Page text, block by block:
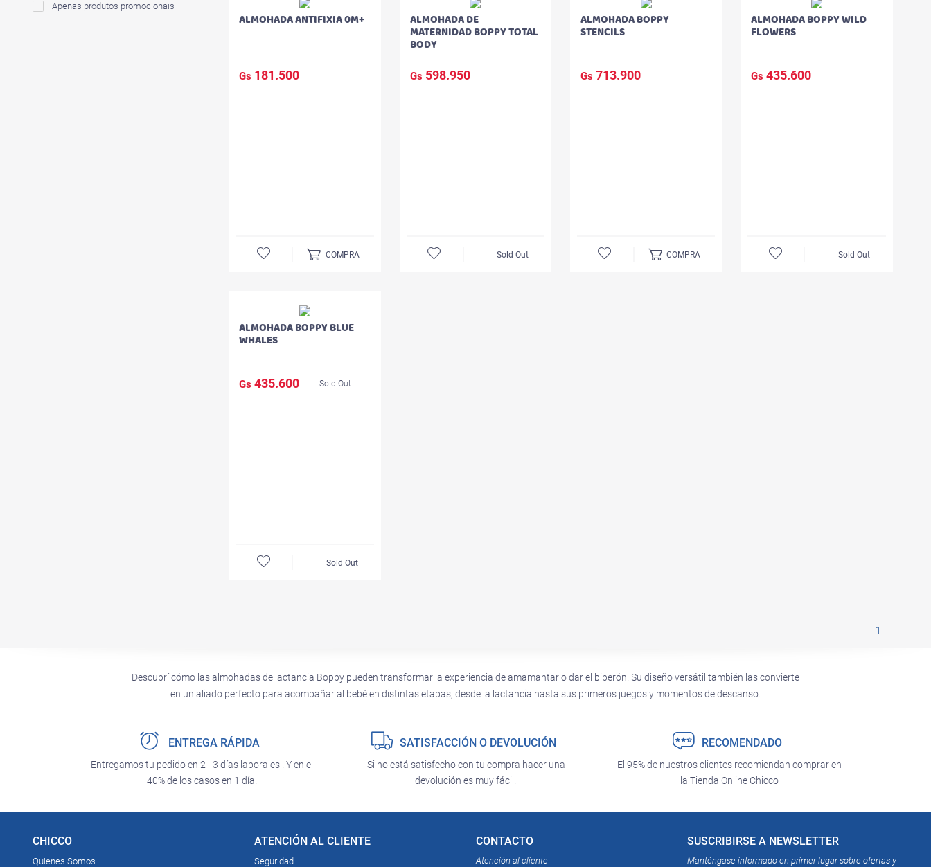
Apenas produtos promocionais
ALMOHADA ANTIFIXIA 0M+
Gs 181.500
COMPRA
ALMOHADA DE
MATERNIDAD BOPPY TOTAL
BODY
Gs598.950
Sold Out
ALMOHADA BOPPY
STENCILS
Gs713.900
COMPRA
ALMOHADA BOPPY WILD
FLOWERS
Gs 435.600
Sold Out
ALMOHADA BOPPY BLUE
WHALES
Gs 435.600 Sold Out
Sold Out
1
Descubrí cómo las almohadas de lactancia Boppy pueden transformar la experiencia de amamantar o dar el biberón. Su diseño versátil también las convierte
en un aliado perfecto para acompañar al bebé en distintas etapas, desde la lactancia hasta sus primeros juegos y momentos de descanso.
ENTREGA RÁPIDA
Entregamos tu pedido en 2 - 3 días laborales ! Y en el
40% de los casos en 1 día!
SATISFACCIÓN O DEVOLUCIÓN
Si no está satisfecho con tu compra hacer una
devolución es muy fácil.
RECOMENDADO
El 95% de nuestros clientes recomiendan comprar en
la Tienda Online Chicco
CHICCO
Quienes Somos
ATENCIÓN AL CLIENTE
Seguridad
CONTACTO
Atención al cliente
SUSCRIBIRSE A NEWSLETTER
Manténgase informado en primer lugar sobre ofertas y